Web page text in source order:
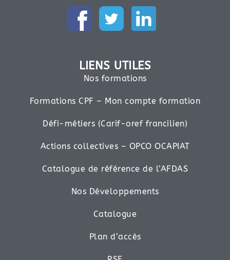
LIENS UTILES
Nos formations
Formations CPF – Mon compte formation
Défi-métiers (Carif-oref francilien)
Actions collectives – OPCO OCAPIAT
Catalogue de référence de l’AFDAS
Nos Développements
Catalogue
Plan d’accès